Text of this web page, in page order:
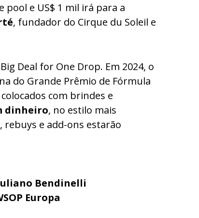
pool e US$ 1 mil irá para a
, fundador do Cirque du Soleil e
Deal for One Drop. Em 2024, o
do Grande Prêmio de Fórmula
com brindes e
dinheiro, no estilo mais
e add-ons estarão
Bendinelli
Europa